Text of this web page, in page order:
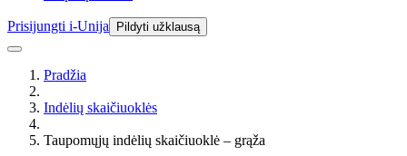
Prisijungti i-Unija Pildyti užklausą
Pradžia
Indėlių skaičiuoklės
Taupomųjų indėlių skaičiuoklė – grąža